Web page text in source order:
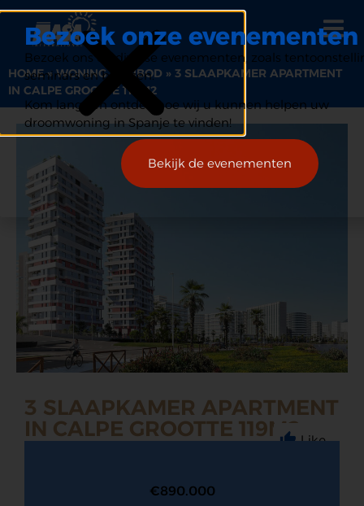
HOME»WONING AANBOD » 3 SLAAPKAMER APARTMENT
IN CALPE GROOTTE 119M2
3 SLAAPKAMER APARTMENT
IN CALPE GROOTTE 119M2Like
€890.000
Bezoek onze evenementen
Bezoek ons op diverse evenementen, zoals
seminars en beurzen.
Kom langs en ontdek hoe wij u kunnen helpen uw
droomwoning in Spanje te vinden!
Bekijk de evenementen